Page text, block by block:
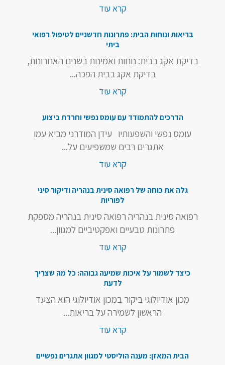
קרא עוד
בריאות ונוחות הבית: פתרונות חדשניים לטיפול רפואי
ביתי
בדיקת אקג בבית: נוחות ואמינות בשנים האחרונות,
בדיקת אקג בבית הפכה...
קרא עוד
הדרכים להתמודד עם עומס נפשי וחרדת ביצוע
עומס נפשי והשפעותיו עידן המודרני מביא עמו
אתגרים רבים שמשפיעים על...
קרא עוד
גלה את כוחה של רפואה סינית בנהריה ודיקור סיני
לפוריות
רפואה סינית בנהריה רפואה סינית בנהריה מספקת
פתרונות טבעיים ואפקטיביים למגוון...
קרא עוד
כיצד לשמור על איכות שמיעה גבוהה: כל מה שצריך
לדעת
מכון אודיולוגי ביקור במכון אודיולוגי הוא הצעד
הראשון לשמירה על בריאות...
קרא עוד
הבית המאזן: מענה הוליסטי למגוון אתגרים נפשיים